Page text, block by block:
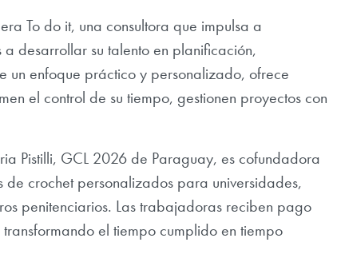
To do it, una consultora que impulsa a
desarrollar su talento en planificación,
un enfoque práctico y personalizado, ofrece
el control de su tiempo, gestionen proyectos con
Pistilli, GCL 2026 de Paraguay, es cofundadora
crochet personalizados para universidades,
penitenciarios. Las trabajadoras reciben pago
el tiempo cumplido en tiempo